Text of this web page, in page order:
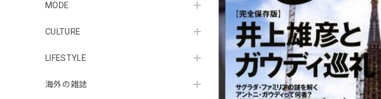
MODE
CULTURE
LIFESTYLE
海外の雑誌